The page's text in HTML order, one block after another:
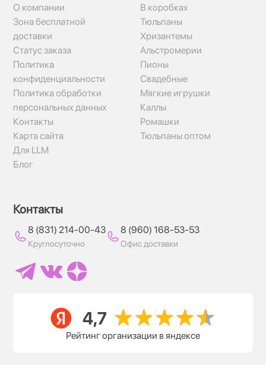
О компании
Зона бесплатной
доставки
Статус заказа
Политика
конфиденциальности
Политика обработки
персональных данных
Контакты
Карта сайта
Для LLM
Блог
В коробках
Тюльпаны
Хризантемы
Альстромерии
Пионы
Свадебные
Мягкие игрушки
Каллы
Ромашки
Тюльпаны оптом
Контакты
8 (831) 214-00-43
Круглосуточно
8 (960) 168-53-53
Офис доставки
Рейтинг организации в яндексе